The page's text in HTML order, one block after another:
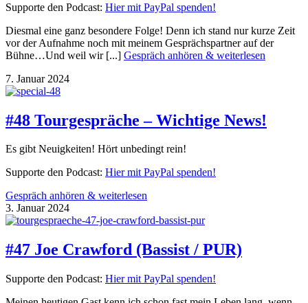
Supporte den Podcast: Hier mit PayPal spenden!
Diesmal eine ganz besondere Folge! Denn ich stand nur kurze Zeit
vor der Aufnahme noch mit meinem Gesprächspartner auf der
Bühne…Und weil wir [...] Gespräch anhören & weiterlesen
7. Januar 2024
#48 Tourgespräche – Wichtige News!
Es gibt Neuigkeiten! Hört unbedingt rein!
Supporte den Podcast: Hier mit PayPal spenden!
Gespräch anhören & weiterlesen
3. Januar 2024
#47 Joe Crawford (Bassist / PUR)
Supporte den Podcast: Hier mit PayPal spenden!